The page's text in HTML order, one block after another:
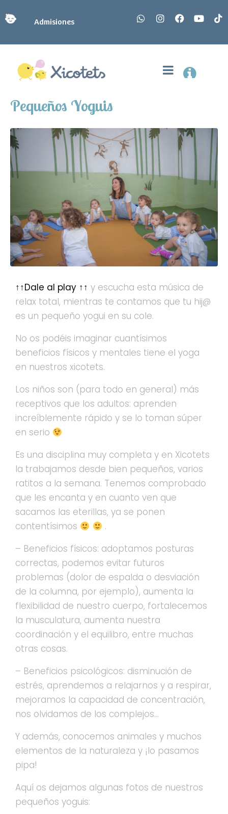
Admisiones
Pequeños Yoguis
↑↑Dale al play ↑↑ y escucha esta música de
relax total, mientras te contamos que tu hij@
es un pequeño yogui en su cole.
No os podéis imaginar cuantísimos
beneficios físicos y mentales tiene el yoga
en nuestros xicotets.
Los niños son (para todo en general) más
receptivos que los adultos: aprenden
increíblemente rápido y se lo toman súper
en serio
Es una disciplina muy completa y en Xicotets
la trabajamos desde bien pequeños, varios
ratitos a la semana. Tenemos comprobado
que les encanta y en cuanto ven que
sacamos las eterillas, ya se ponen
contentísimos
.
– Beneficios físicos: adoptamos posturas
correctas, podemos evitar futuros
problemas (dolor de espalda o desviación
de la columna, por ejemplo), aumenta la
flexibilidad de nuestro cuerpo, fortalecemos
la musculatura, aumenta nuestra
coordinación y el equilibro, entre muchas
otras cosas.
– Beneficios psicológicos: disminución de
estrés, aprendemos a relajarnos y a respirar,
mejoramos la capacidad de concentración,
nos olvidamos de los complejos…
Y además, conocemos animales y muchos
elementos de la naturaleza y ¡lo pasamos
pipa!
Aquí os dejamos algunas fotos de nuestros
pequeños yoguis: